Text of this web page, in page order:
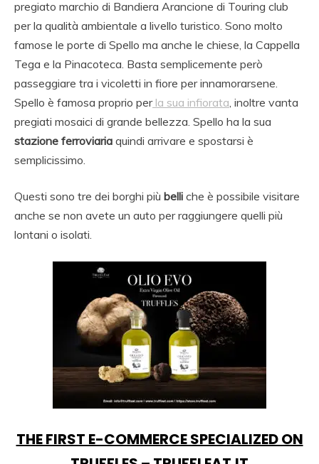
pregiato marchio di Bandiera Arancione di Touring club
per la qualità ambientale a livello turistico. Sono molto
famose le porte di Spello ma anche le chiese, la Cappella
Tega e la Pinacoteca. Basta semplicemente però
passeggiare tra i vicoletti in fiore per innamorarsene.
Spello è famosa proprio perla sua infiorata , inoltre vanta
pregiati mosaici di grande bellezza. Spello ha la sua
stazione ferroviaria quindi arrivare e spostarsi è
semplicissimo.
Questi sono tre dei borghi più belli che è possibile visitare
anche se non avete un auto per raggiungere quelli più
lontani o isolati.
THE FIRST E-COMMERCE SPECIALIZED ON